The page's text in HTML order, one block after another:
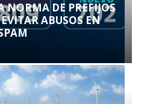
NORMA DE PREFIJOS
ABUSOS EN